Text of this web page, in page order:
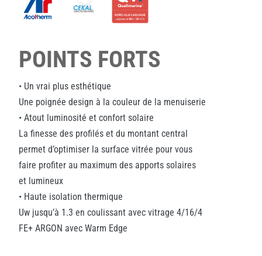
POINTS FORTS
• Un vrai plus esthétique
Une poignée design à la couleur de la menuiserie
• Atout luminosité et confort solaire
La finesse des profilés et du montant central
permet d’optimiser la surface vitrée pour vous
faire profiter au maximum des apports solaires
et lumineux
• Haute isolation thermique
Uw jusqu’à 1.3 en coulissant avec vitrage 4/16/4
FE+ ARGON avec Warm Edge